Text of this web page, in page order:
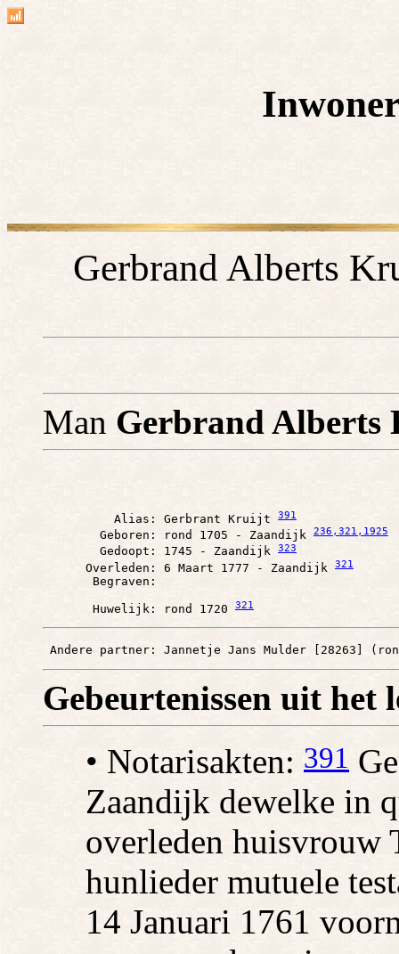
Gerbrand Alberts
Man Gerbrand
          Alias: Gerbrant Kruijt
391
        Geboren: rond 1705 - Zaandijk
236 ,321 ,1925
        Gedoopt: 1745 - Zaandijk
323
      Overleden: 6 Maart 1777 - Zaandijk
321
       Huwelijk: rond 1720
321
Andere partner: Jannetje Jans Mulder [28263]
Gebeurtenissen uit het
• Notarisakten: 391
Zaandijk dewelke in
overleden
hunlieder mutuele
14 Januari 1761